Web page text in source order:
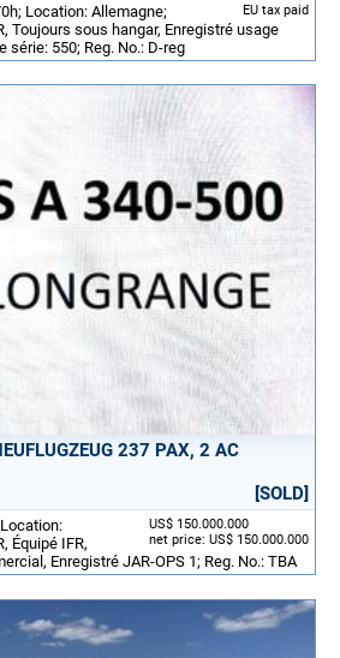
EU tax paid
Location: Allemagne;
Toujours sous hangar, Enregistré usage
série: 550; Reg. No.: D-reg
237 PAX, 2 AC
[SOLD]
US$ 150.000.000
net price: US$ 150.000.000
Équipé IFR,
Enregistré JAR-OPS 1; Reg. No.: TBA